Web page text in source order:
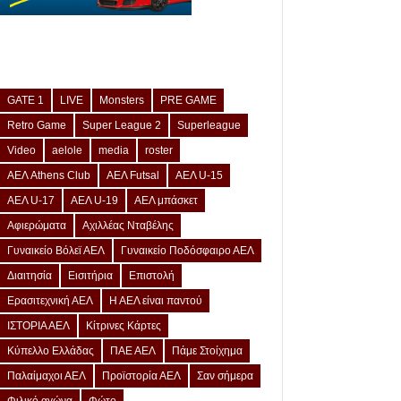
GATE 1 LIVE Monsters
PRE GAME
Retro Game
Super League 2
Superleague
Video
aelole media
roster
ΑΕΛ Athens Club
ΑΕΛ Futsal
ΑΕΛ U-15
ΑΕΛ U-17
ΑΕΛ U-19
ΑΕΛ μπάσκετ
Αφιερώματα
Αχιλλέας Νταβέλης
Γυναικείο Βόλεϊ ΑΕΛ
Γυναικείο Ποδόσφαιρο ΑΕΛ
Διαιτησία
Εισιτήρια
Επιστολή
Ερασιτεχνική ΑΕΛ
Η ΑΕΛ είναι παντού
ΙΣΤΟΡΙΑ ΑΕΛ
Κίτρινες Κάρτες
Κύπελλο Ελλάδας
ΠΑΕ ΑΕΛ
Πάμε Στοίχημα
Παλαίμαχοι ΑΕΛ
Προϊστορία ΑΕΛ
Σαν σήμερα